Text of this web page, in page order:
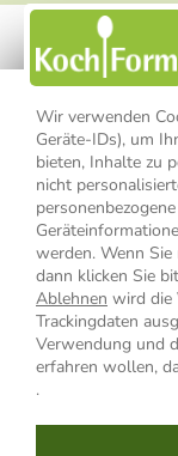
Wir verwenden
Geräte-IDs), um
bieten, Inhalte zu
nicht
werden. Wenn
dann klicken Sie
Ablehnen wird die
Trackingdaten
Verwendung und
erfahren wollen,
.
nicht erkennbar,
Einwilligung zur
kann ich jederzeit
den Link
Option Newsletter
Impressum
* Alle
Versandkosten, ab